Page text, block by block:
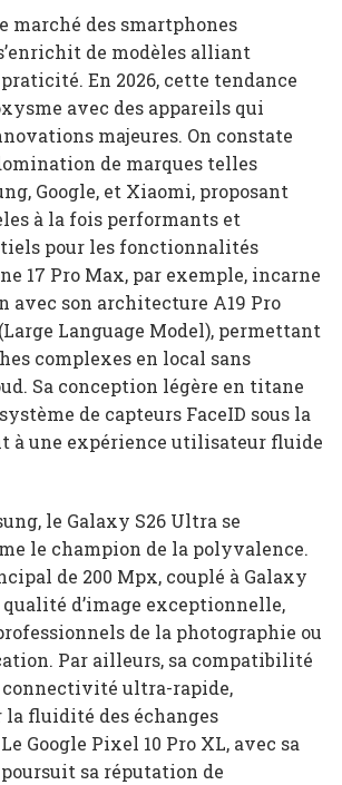
marché des smartphones
de modèles alliant
En 2026, cette tendance
avec des appareils qui
majeures. On constate
de marques telles
Google, et Xiaomi, proposant
à la fois performants et
pour les fonctionnalités
17 Pro Max, par exemple, incarne
avec son architecture A19 Pro
Language Model), permettant
complexes en local sans
Sa conception légère en titane
de capteurs FaceID sous la
à une expérience utilisateur fluide
le Galaxy S26 Ultra se
le champion de la polyvalence.
de 200 Mpx, couplé à Galaxy
qualité d’image exceptionnelle,
de la photographie ou
Par ailleurs, sa compatibilité
connectivité ultra-rapide,
la fluidité des échanges
Google Pixel 10 Pro XL, avec sa
poursuit sa réputation de